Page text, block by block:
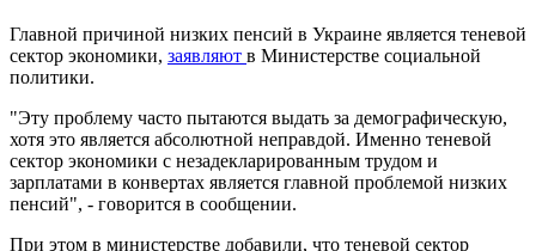
Главной причиной низких пенсий в Украине является теневой
сектор экономики, заявляют в Министерстве социальной
политики.
"Эту проблему часто пытаются выдать за демографическую,
хотя это является абсолютной неправдой. Именно теневой
сектор экономики с незадекларированным трудом и
зарплатами в конвертах является главной проблемой низких
пенсий", - говорится в сообщении.
При этом в министерстве добавили, что теневой сектор